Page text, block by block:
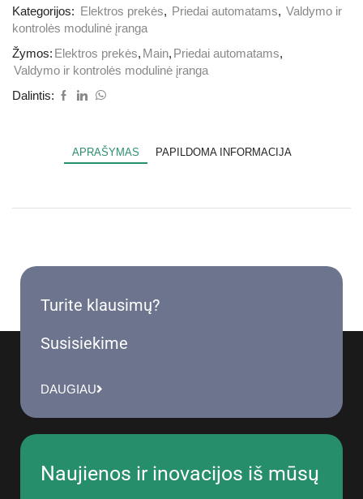
Kategorijos:
Elektros prekės, Priedai automatams, Valdymo ir
kontrolės modulinė įranga
Žymos: Elektros prekės, Main, Priedai automatams,
Valdymo ir kontrolės modulinė įranga
Dalintis:
APRAŠYMAS PAPILDOMA INFORMACIJA
Turite klausimų?
Susisiekime
DAUGIAU
Naujienos ir inovacijos iš mūsų